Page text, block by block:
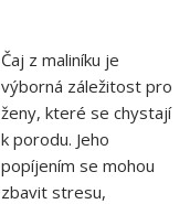
Čaj z maliníku je
výborná záležitost pro
ženy, které se chystají
k porodu. Jeho
popíjením se mohou
zbavit stresu,